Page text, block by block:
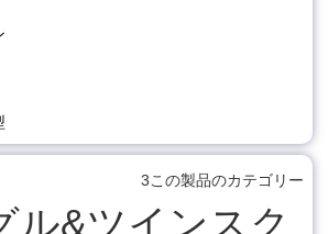
3この製品のカテゴリー
ル&ツインスク